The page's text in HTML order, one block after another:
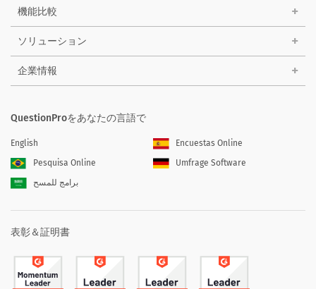
機能比較
ソリューション
企業情報
QuestionProをあなたの言語で
English
Encuestas Online
Pesquisa Online
Umfrage Software
برامج للمسح
表彰＆証明書